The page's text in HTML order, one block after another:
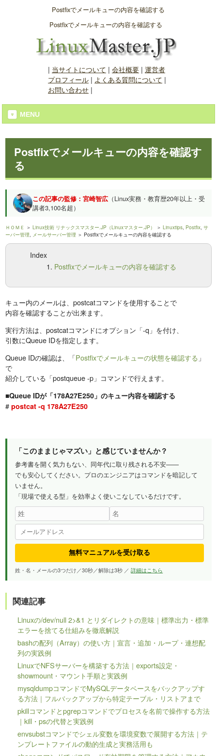
Postfixでメールキューの内容を確認する
Postfixでメールキューの内容を確認する
| 当サイトについて | 会社概要| 運営者
プロフィール| よくある質問について |
お問い合わせ|
MENU
Postfixでメールキューの内容を確認す
る
この記事の監修：宮崎智広 （Linux実務・教育歴20年以上・受
講者3,100名超）
ＨＯＭＥ ＞Linux技術 リナックスマスター.JP（Linuxマスター.JP） ＞Linuxtips, Postfix,サ
ーバー管理, メールサーバー管理 ＞ Postfixでメールキューの内容を確認する
Index
Postfixでメールキューの内容を確認する
キュー内のメールは、postcatコマンドを使用することで
内容を確認することが出来ます。
実行方法は、postcatコマンドにオプション「-q」を付け、
引数にQueue IDを指定します。
Queue IDの確認は、「Postfixでメールキューの状態を確認する 」
で
紹介している「postqueue -p」コマンドで行えます。
■Queue IDが「178A27E250」のキュー内容を確認する
#postcat -q 178A27E250
「このままじゃマズい」と感じていませんか？
参考書を開く気力もない、同年代に取り残される不安——
でも安心してください。プロのエンジニアはコマンドを暗記して
いません。
「現場で使える型」を効率よく使いこなしているだけです。
無料マニュアルを受け取る
姓・名・メールの3つだけ／30秒／解除は3秒 ／詳細はこちら
関連記事
Linuxの/dev/null 2>&1 とリダイレクトの意味｜標準出力・標準
エラーを捨てる仕組みを徹底解説
bashの配列（Array）の使い方｜宣言・追加・ループ・連想配
列の実践例
LinuxでNFSサーバーを構築する方法｜exports設定・
showmount・マウント手順と実践例
mysqldumpコマンドでMySQLデータベースをバックアップす
る方法｜フルバックアップから特定テーブル・リストアまで
pkillコマンドとpgrepコマンドでプロセスを名前で操作する方法
｜kill・psの代替と実践例
envsubstコマンドでシェル変数を環境変数で展開する方法｜テ
ンプレートファイルの動的生成と実務活用も